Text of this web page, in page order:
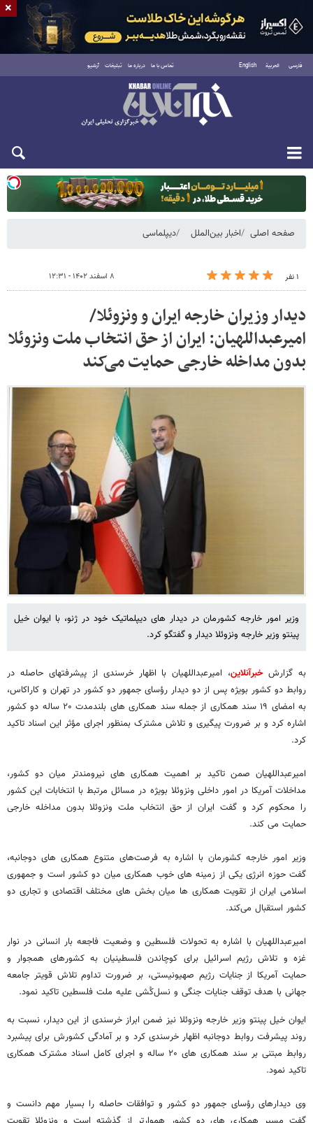
فارسی العربية English تماس با ما درباره ما تبلیغات آرشیو
یکشنبه ۱۸ مرداد ۱۴۰۵
صفحه اصلی اخبار بین‌الملل دیپلماسی
۱ نفر ۸ اسفند ۱۴۰۲ - ۱۲:۳۱
دیدار وزیران خارجه ایران و ونزوئلا/
امیرعبداللهیان: ایران از حق انتخاب ملت ونزوئلا
بدون مداخله خارجی حمایت می‌کند
وزیر امور خارجه کشورمان در دیدار های دیپلماتیک خود در ژنو، با ایوان خیل
پینتو وزیر خارجه ونزوئلا دیدار و گفتگو کرد.
به گزارشخبرآنلاین، امیرعبداللهیان با اظهار خرسندی از پیشرفتهای حاصله در
روابط دو کشور بویژه پس از دو دیدار رؤسای جمهور دو کشور در تهران و کاراکاس،
به امضای ۱۹ سند همکاری از جمله سند همکاری های بلندمدت ۲۰ ساله دو کشور
اشاره کرد و بر ضرورت پیگیری و تلاش مشترک بمنظور اجرای مؤثر این اسناد تاکید
کرد.
امیرعبداللهیان صمن تاکید بر اهمیت همکاری های نیرومندتر میان دو کشور،
مداخلات آمریکا در امور داخلی ونزوئلا بویژه در مسائل مرتبط با انتخابات این کشور
را محکوم کرد و گفت ایران از حق انتخاب ملت ونزوئلا بدون مداخله خارجی
حمایت می کند.
وزیر امور خارجه کشورمان با اشاره به فرصت‌های متنوع همکاری های دوجانبه،
گفت حوزه انرژی یکی از زمینه های خوب همکاری میان دو کشور است و جمهوری
اسلامی ایران از تقویت همکاری ها میان بخش های مختلف اقتصادی و تجاری دو
کشور استقبال می‌کند.
امیرعبداللهیان با اشاره به تحولات فلسطین و وضعیت فاجعه بار انسانی در نوار
غزه و تلاش رژیم اسرائیل برای کوچاندن فلسطینیان به کشورهای همجوار و
حمایت آمریکا از جنایات رژیم صهیونیستی، بر ضرورت تداوم تلاش قویتر جامعه
جهانی با هدف توقف جنایات جنگی و نسل‌کُشی علیه ملت فلسطین تاکید نمود.
ایوان خیل پینتو وزیر خارجه ونزوئلا نیز ضمن ابراز خرسندی از این دیدار، نسبت به
روند پیشرفت روابط دوجانبه اظهار خرسندی کرد و بر آمادگی کشورش برای پیشبرد
روابط مبتنی بر سند همکاری های ۲۰ ساله و اجرای کامل اسناد مشترک همکاری
تاکید نمود.
وی دیدارهای رؤسای جمهور دو کشور و توافقات حاصله را بسیار مهم دانست و
×